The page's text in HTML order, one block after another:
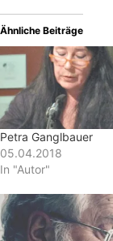
Ähnliche Beiträge
Petra Ganglbauer
05.04.2018
In "Autor"